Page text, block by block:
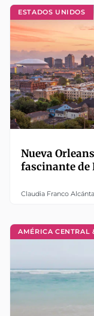
ESTADOS UNIDOS
Nueva
fascinante de
Claudia Franco
AMÉRICA CENTRAL